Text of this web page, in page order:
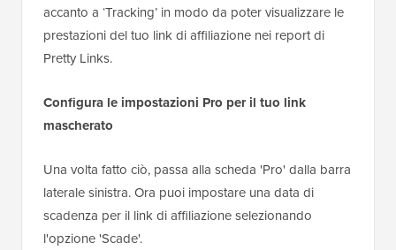
accanto a ‘Tracking’ in modo da poter visualizzare le
prestazioni del tuo link di affiliazione nei report di
Pretty Links.
Configura le impostazioni Pro per il tuo link
mascherato
Una volta fatto ciò, passa alla scheda 'Pro' dalla barra
laterale sinistra. Ora puoi impostare una data di
scadenza per il link di affiliazione selezionando
l'opzione 'Scade'.